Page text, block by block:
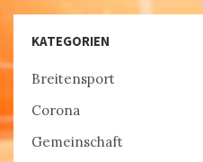
KATEGORIEN
Breitensport
Corona
Gemeinschaft